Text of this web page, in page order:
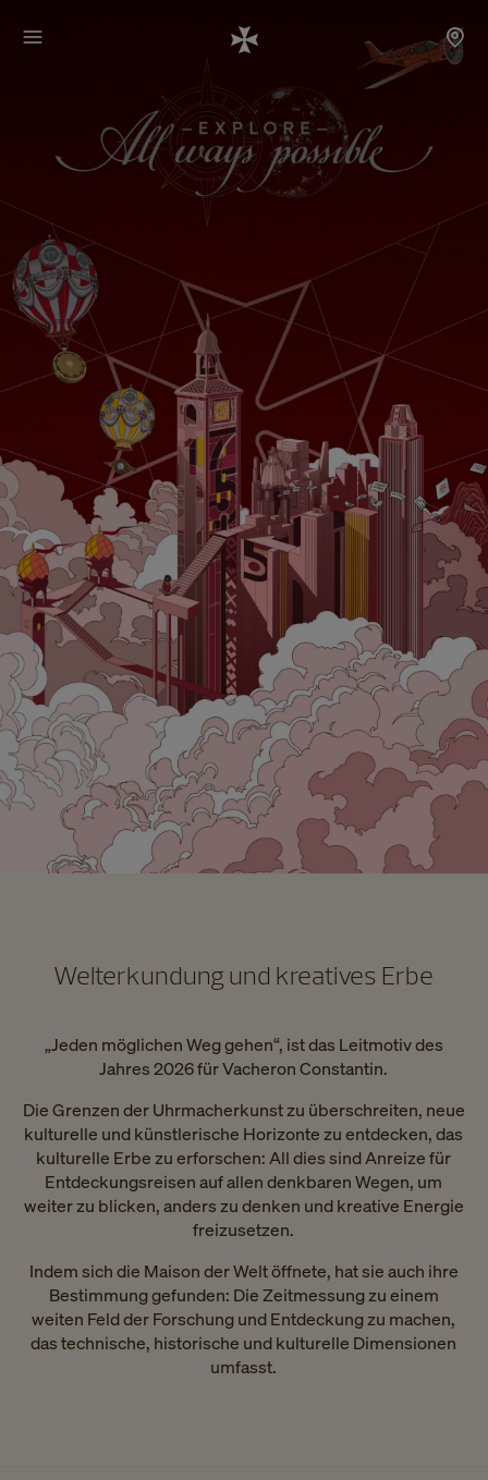
Welterkundung und kreatives Erbe
„Jeden möglichen Weg gehen“, ist das Leitmotiv des
Jahres 2026 für Vacheron Constantin.
Die Grenzen der Uhrmacherkunst zu überschreiten, neue
kulturelle und künstlerische Horizonte zu entdecken, das
kulturelle Erbe zu erforschen: All dies sind Anreize für
Entdeckungsreisen auf allen denkbaren Wegen, um
weiter zu blicken, anders zu denken und kreative Energie
freizusetzen.
Indem sich die Maison der Welt öffnete, hat sie auch ihre
Bestimmung gefunden: Die Zeitmessung zu einem
weiten Feld der Forschung und Entdeckung zu machen,
das technische, historische und kulturelle Dimensionen
umfasst.